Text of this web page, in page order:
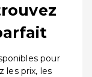
pour
les prix, les